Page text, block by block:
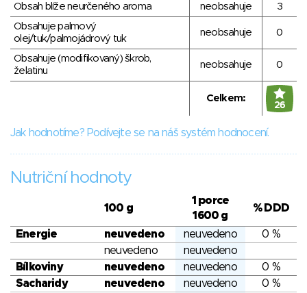
Obsah blíže neurčeného aroma
neobsahuje
3
Obsahuje palmový
olej/tuk/palmojádrový tuk
neobsahuje 0
Obsahuje (modifikovaný) škrob,
želatinu
neobsahuje 0
Celkem:
26
Jak hodnotíme? Podívejte se na náš systém hodnocení.
Nutriční hodnoty
100 g
1 porce
1600 g
% DDD
Energie neuvedeno neuvedeno
0 %
neuvedeno
neuvedeno
Bílkoviny
neuvedeno neuvedeno
0 %
Sacharidy
neuvedeno neuvedeno
0 %